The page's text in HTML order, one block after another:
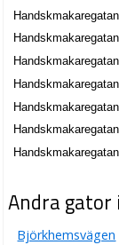
Andra gator
Björkhemsvägen